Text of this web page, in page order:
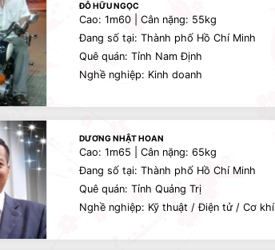
ĐỖ HỮU NGỌC
Cao: 1m60 | Cân nặng: 55kg
Đang số tại: Thành phố Hồ Chí Minh
Quê quán: Tỉnh Nam Định
Nghề nghiệp: Kinh doanh
DƯƠNG NHẬT HOAN
Cao: 1m65 | Cân nặng: 65kg
Đang số tại: Thành phố Hồ Chí Minh
Quê quán: Tỉnh Quảng Trị
Nghề nghiệp: Kỹ thuật / Điện tử / Cơ khí